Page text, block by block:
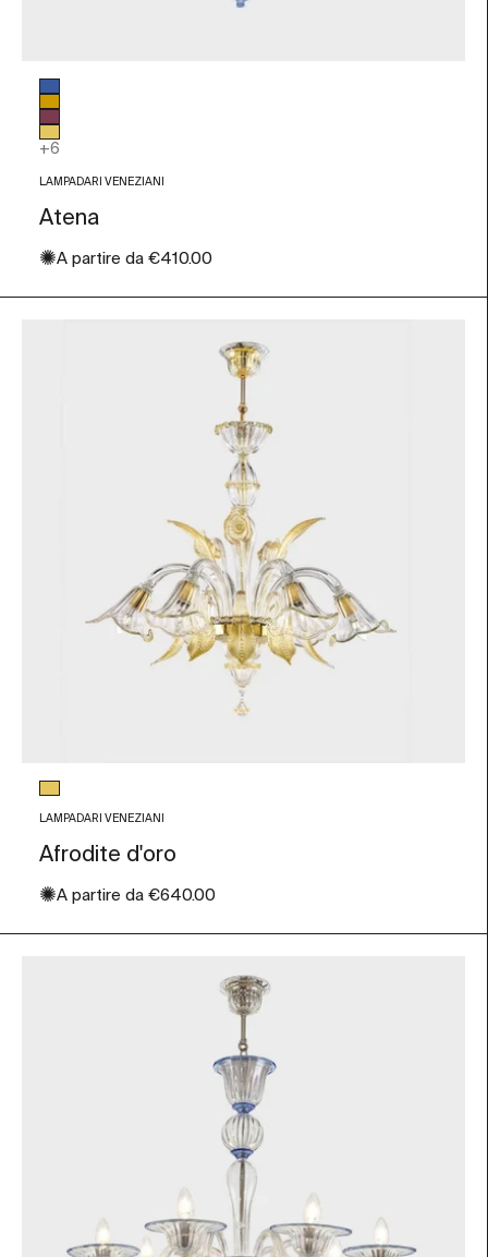
Colore vetro
Blu
Ambra
Ametista
Foglia Oro
+6
LAMPADARI VENEZIANI
Atena
✺Prezzo scontato
A partire da €410.00
Colore vetro
Foglia Oro
LAMPADARI VENEZIANI
Afrodite d'oro
✺Prezzo scontato
A partire da €640.00